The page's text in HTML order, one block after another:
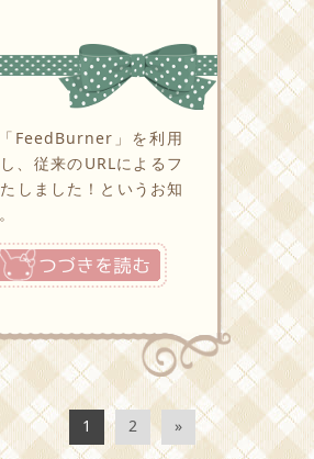
FeedBurner」を利用
、従来のURLによるフ
しました！というお知
つづきを読む
1 2 »